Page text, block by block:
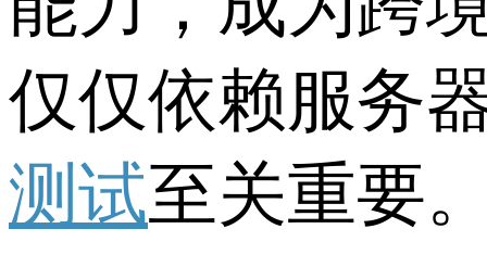
仅仅依赖服务
测试至关重要